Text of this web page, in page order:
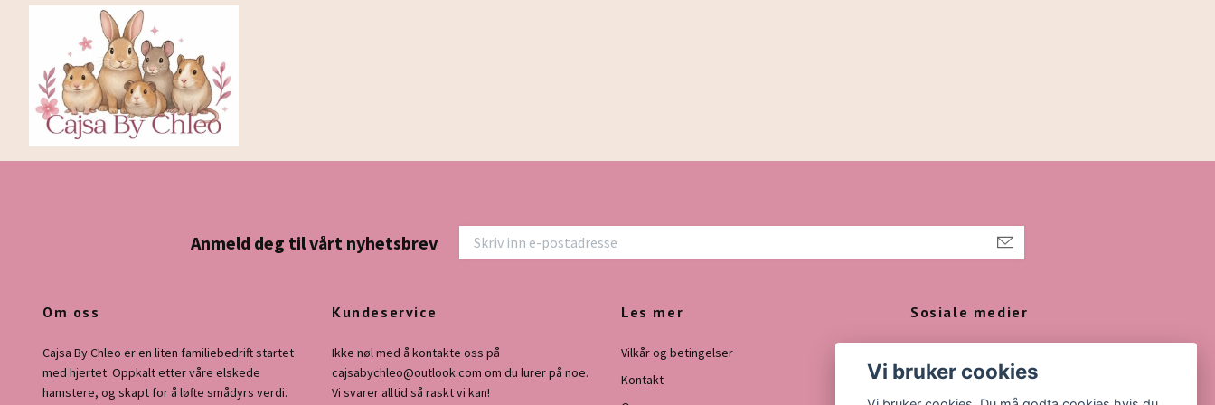
Anmeld deg til vårt nyhetsbrev
Om oss
Cajsa By Chleo er en liten familiebedrift startet
med hjertet. Oppkalt etter våre elskede
hamstere, og skapt for å løfte smådyrs verdi.
Kundeservice
Ikke nøl med å kontakte oss på
cajsabychleo@outlook.com om du lurer på noe.
Vi svarer alltid så raskt vi kan!
Les mer
Vilkår og betingelser
Kontakt
Sosiale medier
Vi bruker cookies